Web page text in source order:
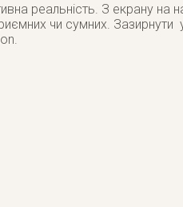
реальність. З екрану на
чи сумних.